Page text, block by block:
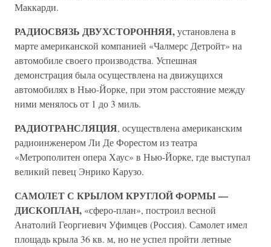
Маккарди.
РАДИОСВЯЗЬ ДВУХСТОРОННЯЯ,установлена в
марте американской компанией «Чалмерс Детройт» на
автомобиле своего производства. Успешная
демонстрация была осуществлена на движущихся
автомобилях в Нью-Йорке, при этом расстояние между
ними менялось от 1 до 3 миль.
РАДИОТРАНСЛЯЦИЯ, осуществлена американским
радиоинженером Ли Де Форестом из театра
«Метрополитен опера Хаус» в Нью-Йорке, где выступал
великий певец Энрико Карузо.
САМОЛЕТ С КРЫЛОМ КРУГЛОЙ ФОРМЫ —
ДИСКОПЛАН, «сферо-план», построил весной
Анатолий Георгиевич Уфимцев (Россия). Самолет имел
площадь крыла 36 кв. м, но не успел пройти летные